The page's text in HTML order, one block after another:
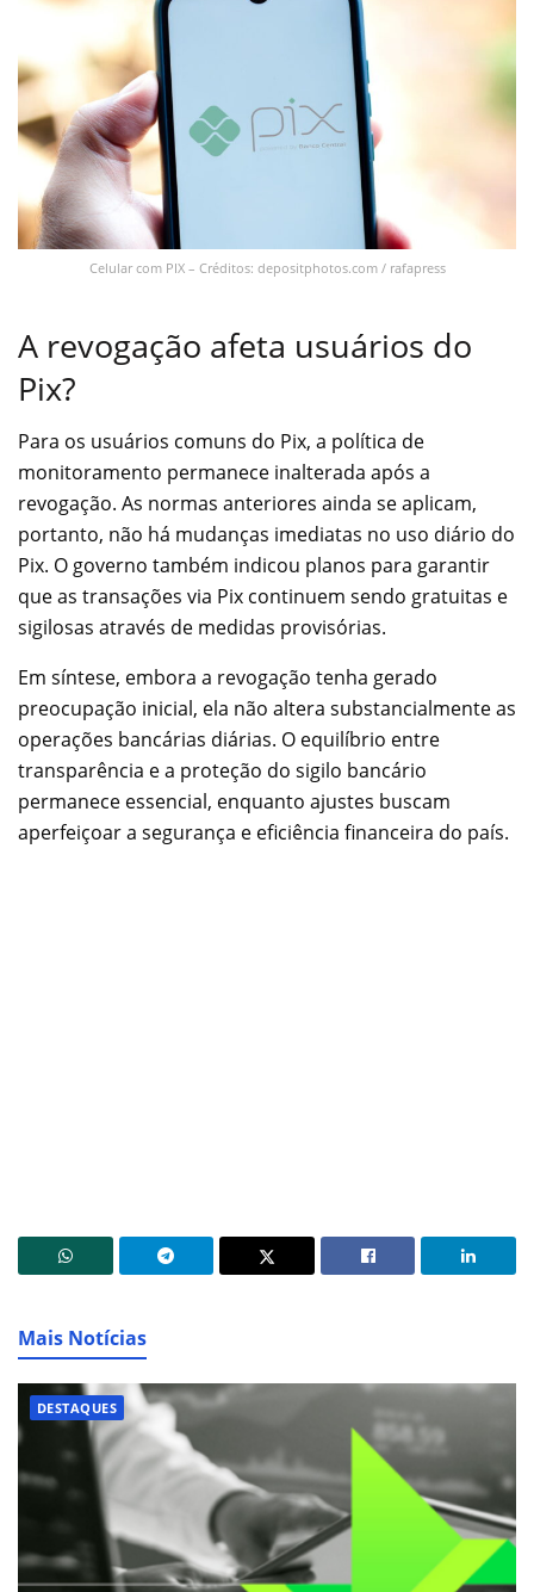
Celular com PIX – Créditos: depositphotos.com / rafapress
A revogação afeta usuários do
Pix?
Para os usuários comuns do Pix, a política de
monitoramento permanece inalterada após a
revogação. As normas anteriores ainda se aplicam,
portanto, não há mudanças imediatas no uso diário do
Pix. O governo também indicou planos para garantir
que as transações via Pix continuem sendo gratuitas e
sigilosas através de medidas provisórias.
Em síntese, embora a revogação tenha gerado
preocupação inicial, ela não altera substancialmente as
operações bancárias diárias. O equilíbrio entre
transparência e a proteção do sigilo bancário
permanece essencial, enquanto ajustes buscam
aperfeiçoar a segurança e eficiência financeira do país.
Mais Notícias
DESTAQUES